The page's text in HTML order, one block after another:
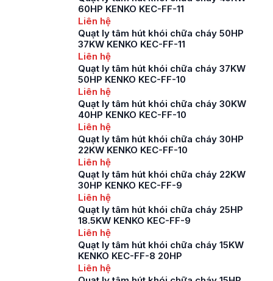
60HP KENKO KEC-FF-11
Liên hệ
Quạt ly tâm hút khói chữa cháy 50HP
37KW KENKO KEC-FF-11
Liên hệ
Quạt ly tâm hút khói chữa cháy 37KW
50HP KENKO KEC-FF-10
Liên hệ
Quạt ly tâm hút khói chữa cháy 30KW
40HP KENKO KEC-FF-10
Liên hệ
Quạt ly tâm hút khói chữa cháy 30HP
22KW KENKO KEC-FF-10
Liên hệ
Quạt ly tâm hút khói chữa cháy 22KW
30HP KENKO KEC-FF-9
Liên hệ
Quạt ly tâm hút khói chữa cháy 25HP
18.5KW KENKO KEC-FF-9
Liên hệ
Quạt ly tâm hút khói chữa cháy 15KW
KENKO KEC-FF-8 20HP
Liên hệ